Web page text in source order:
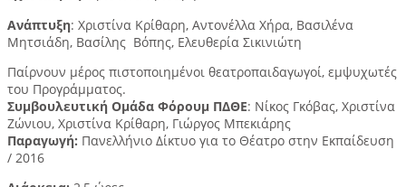
Ανάπτυξη: Χριστίνα Κρίθαρη, Αντονέλλα Χήρα, Βασιλένα
Μητσιάδη, Βασίλης Βόπης, Ελευθερία Σικινιώτη
Παίρνουν μέρος πιστοποιημένοι θεατροπαιδαγωγοί, εμψυχωτές
του Προγράμματος.
Συμβουλευτική Ομάδα Φόρουμ ΠΔΘΕ: Νίκος Γκόβας, Χριστίνα
Ζώνιου, Χριστίνα Κρίθαρη, Γιώργος Μπεκιάρης
Παραγωγή: Πανελλήνιο Δίκτυο για το Θέατρο στην Εκπαίδευση
/ 2016